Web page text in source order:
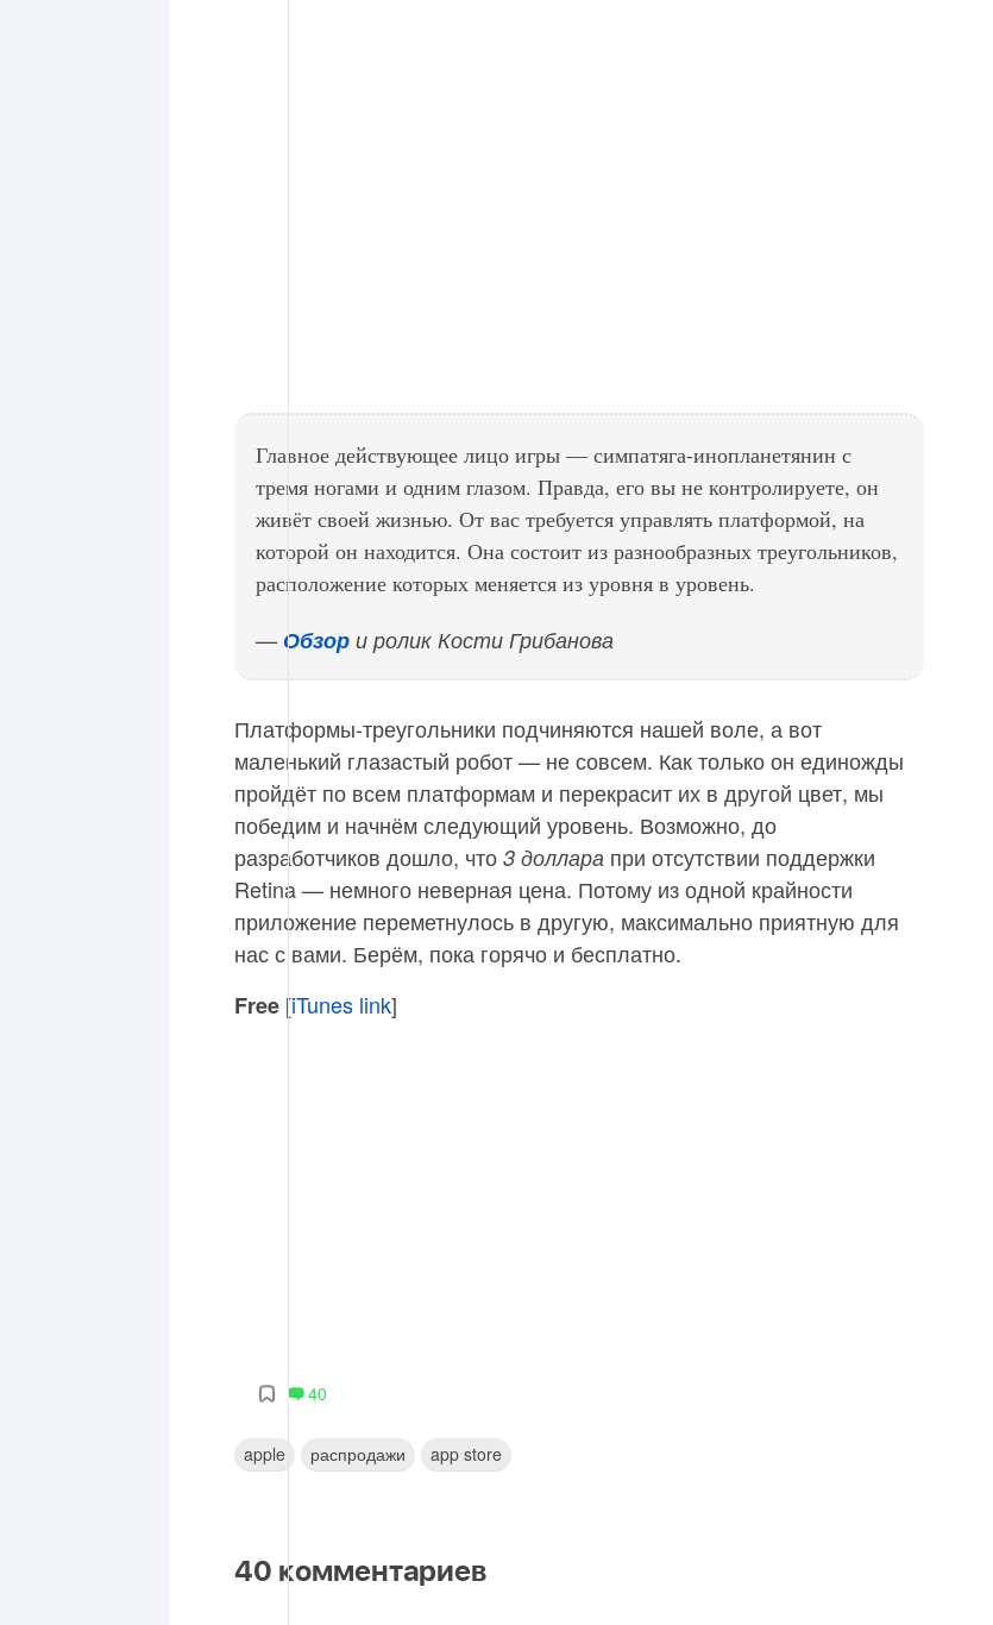
Главное действующее лицо игры — симпатяга-инопланетянин с
тремя ногами и одним глазом. Правда, его вы не контролируете, он
живёт своей жизнью. От вас требуется управлять платформой, на
которой он находится. Она состоит из разнообразных треугольников,
расположение которых меняется из уровня в уровень.
— Обзор и ролик Кости Грибанова
Платформы-треугольники подчиняются нашей воле, а вот
маленький глазастый робот — не совсем. Как только он единожды
пройдёт по всем платформам и перекрасит их в другой цвет, мы
победим и начнём следующий уровень. Возможно, до
разработчиков дошло, что 3 доллара при отсутствии поддержки
Retina — немного неверная цена. Потому из одной крайности
приложение переметнулось в другую, максимально приятную для
нас с вами. Берём, пока горячо и бесплатно.
Free [iTunes link]
40
apple распродажи app store
40 комментариев